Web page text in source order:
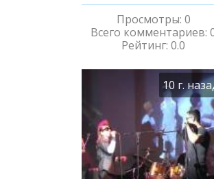
Просмотры: 0
Всего комментариев:
Рейтинг:0.0
10 г.